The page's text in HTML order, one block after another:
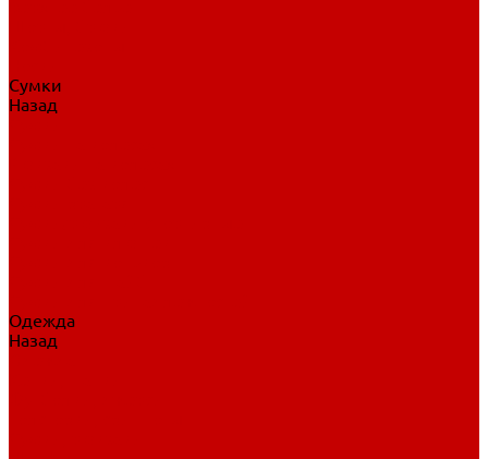
Сумки
Назад
Одежда
Назад